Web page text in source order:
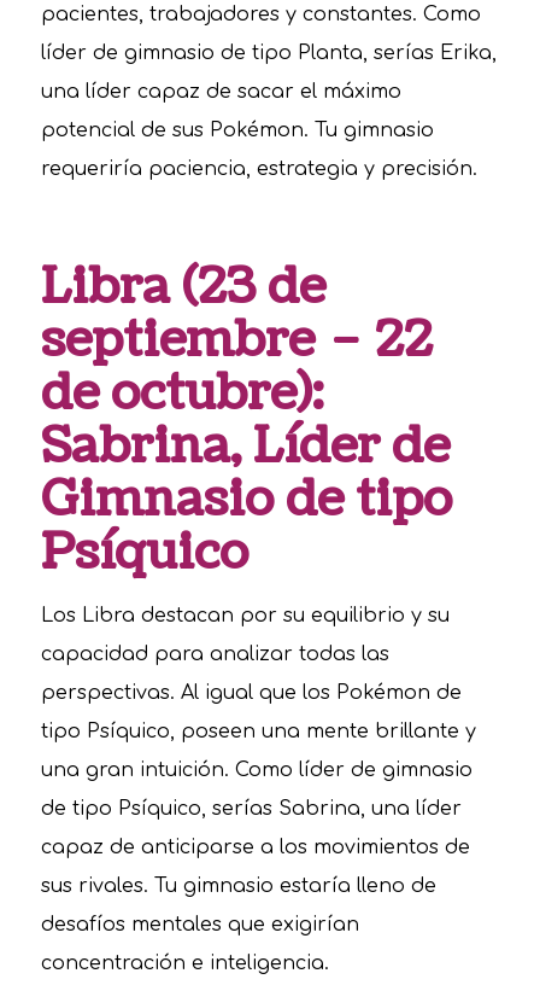
pacientes, trabajadores y constantes. Como
líder de gimnasio de tipo Planta, serías Erika,
una líder capaz de sacar el máximo
potencial de sus Pokémon. Tu gimnasio
requeriría paciencia, estrategia y precisión.
Libra (23 de
septiembre – 22
de octubre):
Sabrina, Líder de
Gimnasio de tipo
Psíquico
Los Libra destacan por su equilibrio y su
capacidad para analizar todas las
perspectivas. Al igual que los Pokémon de
tipo Psíquico, poseen una mente brillante y
una gran intuición. Como líder de gimnasio
de tipo Psíquico, serías Sabrina, una líder
capaz de anticiparse a los movimientos de
sus rivales. Tu gimnasio estaría lleno de
desafíos mentales que exigirían
concentración e inteligencia.